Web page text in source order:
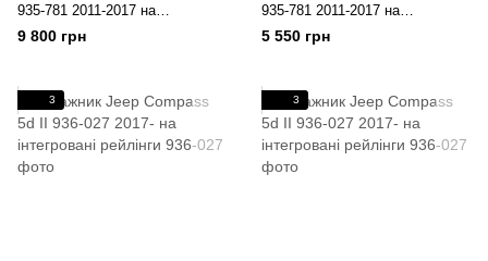
935-781 2011-2017 на
інтегровані рейлінги
9 800 грн
935-781 2011-2017 на
інтегровані рейлінги
5 550 грн
3 3